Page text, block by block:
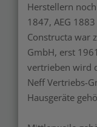
Herstellern
1847, AEG
Constructa war
GmbH, erst
vertrieben wird
Neff Vertriebs-
Hausgeräte